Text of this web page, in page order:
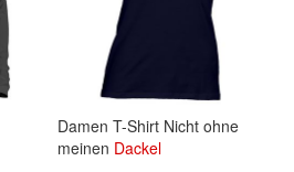
Damen T-Shirt Nicht ohne
meinen Dackel